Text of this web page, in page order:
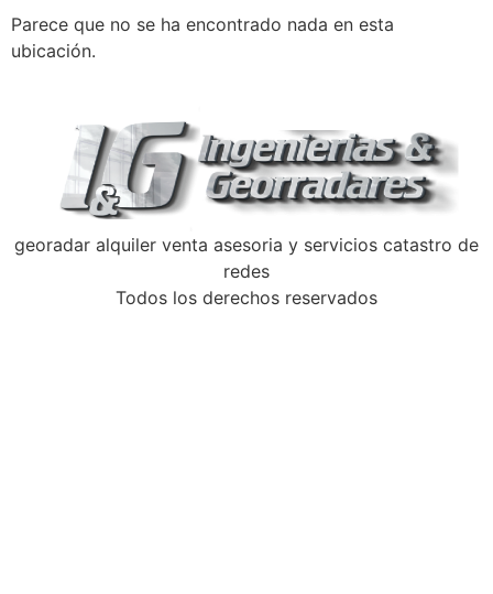
Parece que no se ha encontrado nada en esta
ubicación.
georadar alquiler venta asesoria y servicios catastro de
redes
Todos los derechos reservados